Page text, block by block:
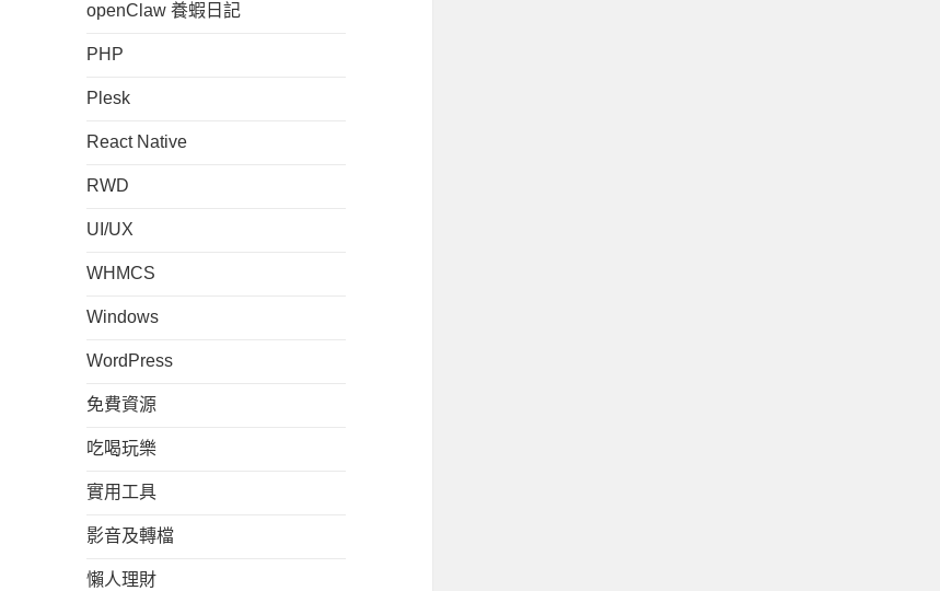
openClaw 養蝦日記
PHP
Plesk
React Native
RWD
UI/UX
WHMCS
Windows
WordPress
免費資源
吃喝玩樂
實用工具
影音及轉檔
懶人理財